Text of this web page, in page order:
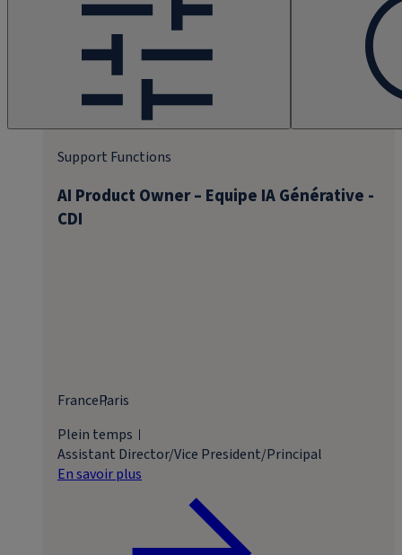
AI Product Owner – Equipe IA Générative -
CDI
Support Functions
FranceParis
Plein temps
Assistant Director/Vice President/Principal
En savoir plus